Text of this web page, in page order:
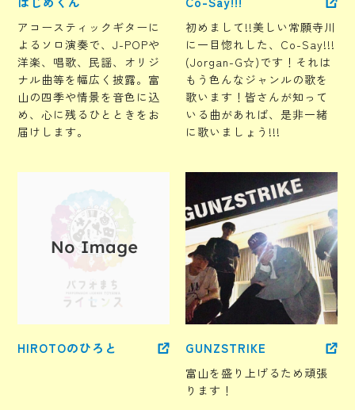
アコースティックギターに
よるソロ演奏で、J-POPや
洋楽、唱歌、民謡、オリジ
ナル曲等を幅広く披露。富
山の四季や情景を音色に込
め、心に残るひとときをお
届けします。
初めまして!!美しい常願寺川
に一目惚れした、Co-Say!!!
(Jorgan-G☆)です！それは
もう色んなジャンルの歌を
歌います！皆さんが知って
いる曲があれば、是非一緒
に歌いましょう!!!
HIROTOのひろと GUNZSTRIKE
富山を盛り上げるため頑張
ります！